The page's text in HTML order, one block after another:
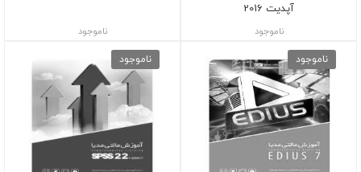
آپدیت 2016
ناموجود ناموجود
ناموجود ناموجود